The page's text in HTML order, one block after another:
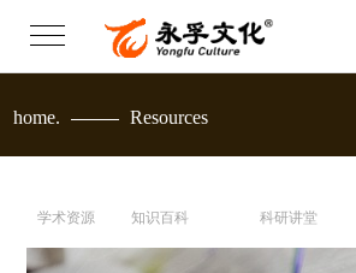
home. Resources
一站式学术服务资源
学术资源 知识百科 科研讲堂